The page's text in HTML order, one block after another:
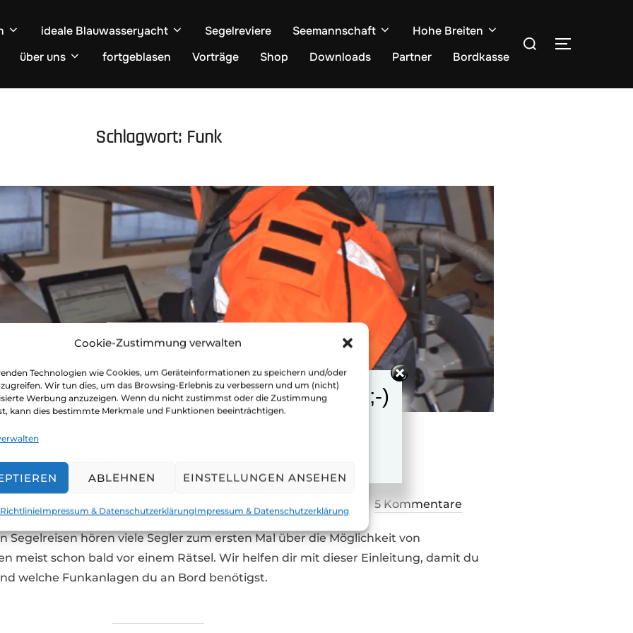
Cookie-Zustimmung verwalten
Technologien wie Cookies, um Geräteinformationen zu speichern und/oder
Wir tun dies, um das Browsing-Erlebnis zu verbessern und um (nicht)
Werbung anzuzeigen. Wenn du nicht zustimmst oder die Zustimmung
kann dies bestimmte Merkmale und Funktionen beeinträchtigen.
ABLEHNEN EINSTELLUNGEN ANSEHEN
Impressum & DatenschutzerklärungImpressum & Datenschutzerklärung
ideale Blauwasseryacht Segelreviere Seemannschaft
Hohe Breiten
über uns
fortgeblasen Vorträge Shop Downloads Partner Bordkasse
Suchen
Schlagwort: Funk
Amateurfunk an Bord
Alltag an Bord Ausrüstung & Technik Wetter 21. April 2020 5 Kommentare
Segelreisen hören viele Segler zum ersten Mal über die Möglichkeit von
meist schon bald vor einem Rätsel. Wir helfen dir mit dieser Einleitung, damit du
welche Funkanlagen du an Bord benötigst.
unsere Seite gut? Bitte sag's weiter ;-)